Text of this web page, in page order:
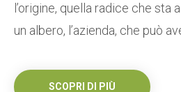
l’origine, quella radice che sta
un albero, l’azienda, che può
SCOPRI DI PIÙ